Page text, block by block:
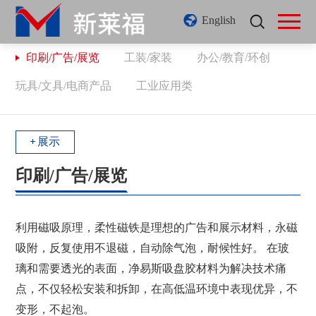
English
印刷/广告/展览 工装/家装 办公/教育/环创
玩具/文具/电商产品 工业应用类
展示
印刷/广告/展览
利用磁吸原理，柔性磁铁是理想的广告和展示材料，永磁
吸附，反复使用不退磁，自动除气泡，耐候性好。 在玻
璃和需要透光的表面，净易斯吸盘胶材料为解决技术痛
点，不仅轻松安装和拆卸，在高低温环境中表现优异，不
变形，不起泡。